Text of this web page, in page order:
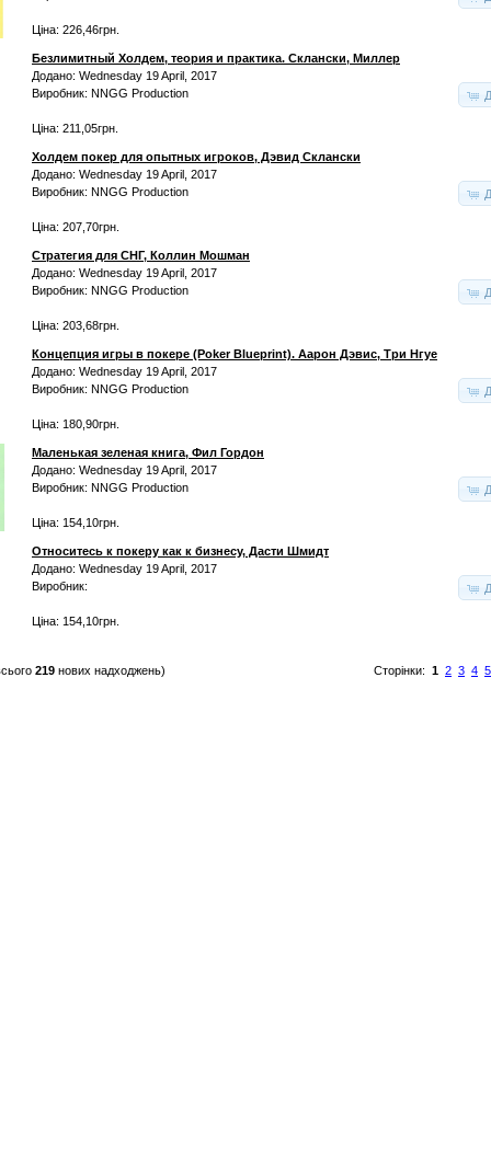
Ціна: 226,46грн.
Безлимитный Холдем, теория и практика. Склански, Миллер
Додано: Wednesday 19 April, 2017
Виробник: NNGG Production
Ціна: 211,05грн.
Холдем покер для опытных игроков, Дэвид Склански
Додано: Wednesday 19 April, 2017
Виробник: NNGG Production
Ціна: 207,70грн.
Стратегия для СНГ, Коллин Мошман
Додано: Wednesday 19 April, 2017
Виробник: NNGG Production
Ціна: 203,68грн.
Концепция игры в покере (Poker Blueprint). Аарон Дэвис, Три Нгуе
Додано: Wednesday 19 April, 2017
Виробник: NNGG Production
Ціна: 180,90грн.
Маленькая зеленая книга, Фил Гордон
Додано: Wednesday 19 April, 2017
Виробник: NNGG Production
Ціна: 154,10грн.
Относитесь к покеру как к бизнесу, Дасти Шмидт
Додано: Wednesday 19 April, 2017
Виробник:
Ціна: 154,10грн.
Сторінки: 1 2 3 4 5
219 нових надходжень)